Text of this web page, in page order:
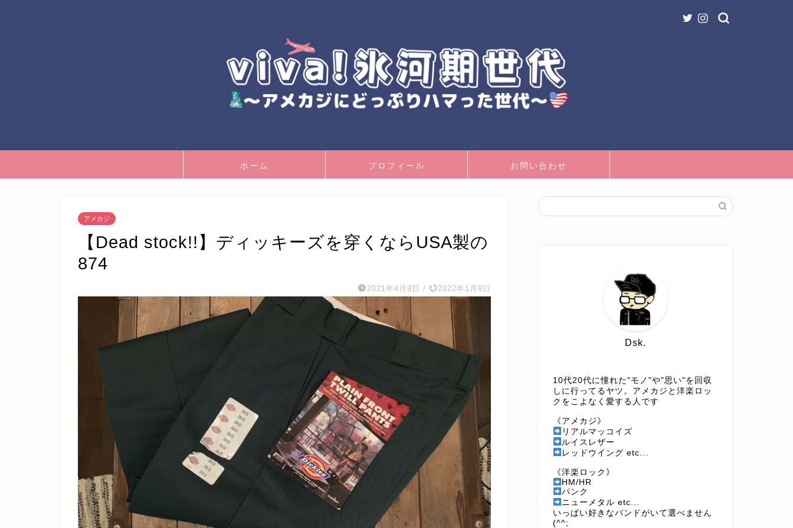
ホーム プロフィール お問い合わせ
アメカジ
【Dead stock!!】ディッキーズを穿くならUSA製の
874
2021年4月9日 / 2022年1月9日
Dsk.
10代20代に憧れた"モノ"や"思い"を回収
しに行ってるヤツ。アメカジと洋楽ロッ
クをこよなく愛する人です
《アメカジ》
リアルマッコイズ
ルイスレザー
レッドウイング etc...
《洋楽ロック》
HM/HR
パンク
ニューメタル etc...
いっぱい好きなバンドがいて選べません
(^^;